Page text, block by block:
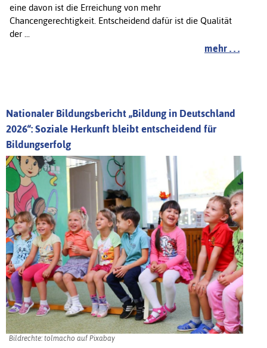
eine davon ist die Erreichung von mehr
Chancengerechtigkeit. Entscheidend dafür ist die Qualität
der ...
mehr . . .
Nationaler Bildungsbericht „Bildung in Deutschland
2026“: Soziale Herkunft bleibt entscheidend für
Bildungserfolg
Bildrechte: tolmacho auf Pixabay